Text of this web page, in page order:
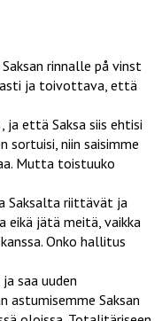
rinnalle på vinst
ja toivottava, että
ja että Saksa siis ehtisi
sortuisi, niin saisimme
Mutta toistuuko
Saksalta riittävät ja
jätä meitä, vaikka
Onko hallitus
saa uuden
astumisemme Saksan